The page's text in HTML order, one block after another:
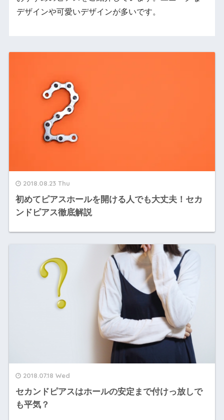
デザインや可愛いデザインが多いです。
2018.08.23 Thu
初めてピアスホールを開ける人でも大丈夫！セカ
ンドピアス徹底解説
2018.07.18 Wed
セカンドピアスはホールの安定まで付けっ放しで
も平気？